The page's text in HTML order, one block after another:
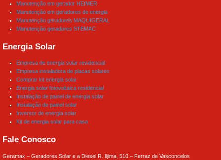
Manutenção em gerador HEIMER
Manutenção em geradores de energia
Manutenção geradores MAQUIGERAL
Manutenção geradores STEMAC
Energia Solar
Empresa de energia solar residencial
Empresa instaladora de placas solares
Comprar kit energia solar
Energia solar fotovoltaica residencial
Instalação de painel de energia solar
Instalação de painel solar
Inversor de energia solar
Kit de energia solar para casa
Fale Conosco
Geramax – Geradores Solar e a Diesel R. Iljima, 510 – Ferraz de Vasconcelos